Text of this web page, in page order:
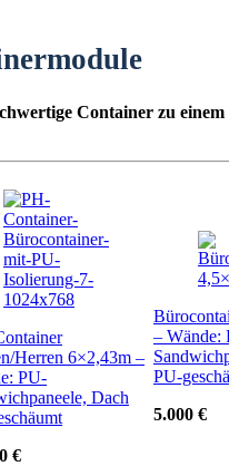
Container zu einem
Herren 6×2,43m –
PU-
Dach
€
– Wände:
PU-
5.000 €